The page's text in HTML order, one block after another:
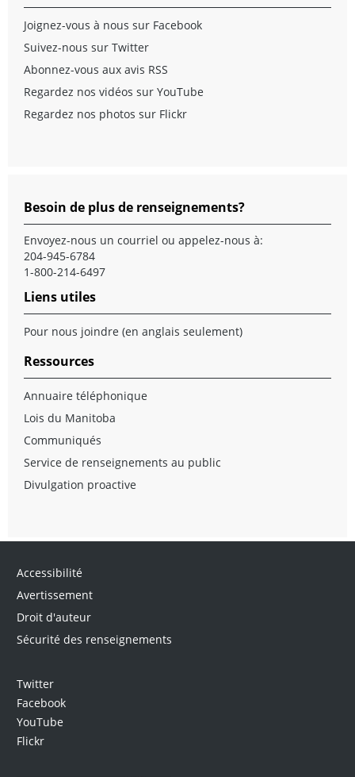
Joignez-vous à nous sur Facebook
Suivez-nous sur Twitter
Abonnez-vous aux avis RSS
Regardez nos vidéos sur YouTube
Regardez nos photos sur Flickr
Besoin de plus de renseignements?
Envoyez-nous un courriel ou appelez-nous à:
204-945-6784
1-800-214-6497
Liens utiles
Pour nous joindre (en anglais seulement)
Ressources
Annuaire téléphonique
Lois du Manitoba
Communiqués
Service de renseignements au public
Divulgation proactive
Accessibilité
Avertissement
Droit d'auteur
Sécurité des renseignements
Twitter
Facebook
YouTube
Flickr